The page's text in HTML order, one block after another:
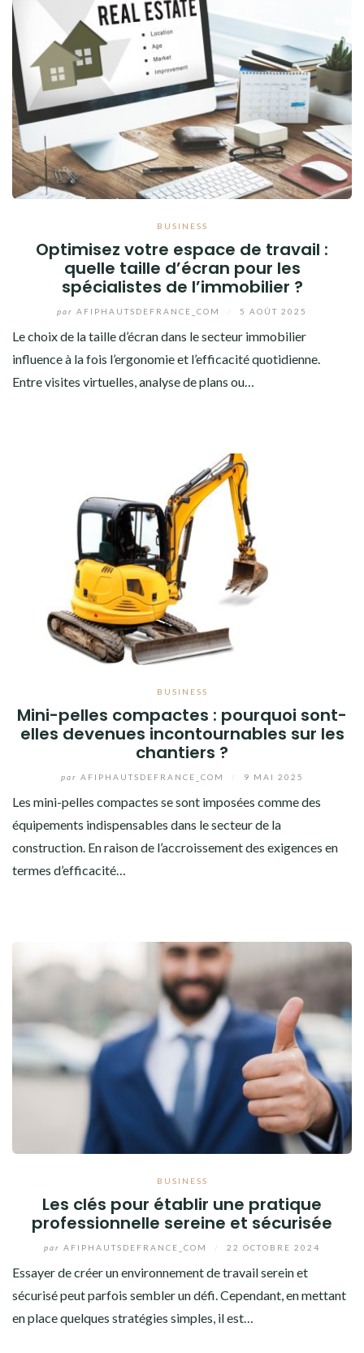
BUSINESS
Optimisez votre espace de travail :
quelle taille d’écran pour les
spécialistes de l’immobilier ?
par AFIPHAUTSDEFRANCE_COM 5 AOÛT 2025
Le choix de la taille d’écran dans le secteur immobilier
influence à la fois l’ergonomie et l’efficacité quotidienne.
Entre visites virtuelles, analyse de plans ou…
BUSINESS
Mini-pelles compactes : pourquoi sont-
elles devenues incontournables sur les
chantiers ?
par AFIPHAUTSDEFRANCE_COM 9 MAI 2025
Les mini-pelles compactes se sont imposées comme des
équipements indispensables dans le secteur de la
construction. En raison de l’accroissement des exigences en
termes d’efficacité…
BUSINESS
Les clés pour établir une pratique
professionnelle sereine et sécurisée
par AFIPHAUTSDEFRANCE_COM 22 OCTOBRE 2024
Essayer de créer un environnement de travail serein et
sécurisé peut parfois sembler un défi. Cependant, en mettant
en place quelques stratégies simples, il est…